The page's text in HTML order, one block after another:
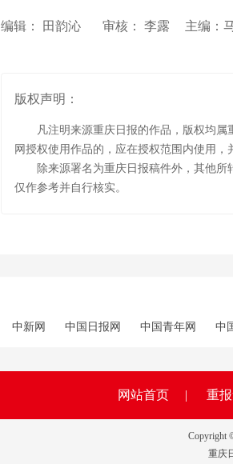
编辑： 田韵沁 审核： 李露 主编：
版权声明：
凡注明来源重庆日报的作品，版权均
网授权使用作品的，应在授权范围内使用，
除来源署名为重庆日报稿件外，其他
仅作参考并自行核实。
中新网 中国日报网 中国青年网 中
网站首页 | 重
Copyright
重庆